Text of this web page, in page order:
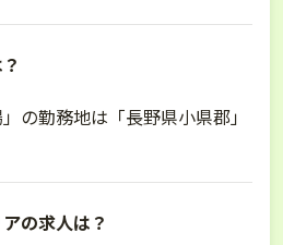
の勤務地は「長野県小県郡」
の求人は？